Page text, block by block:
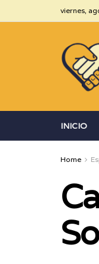
viernes,
INICIO
Home